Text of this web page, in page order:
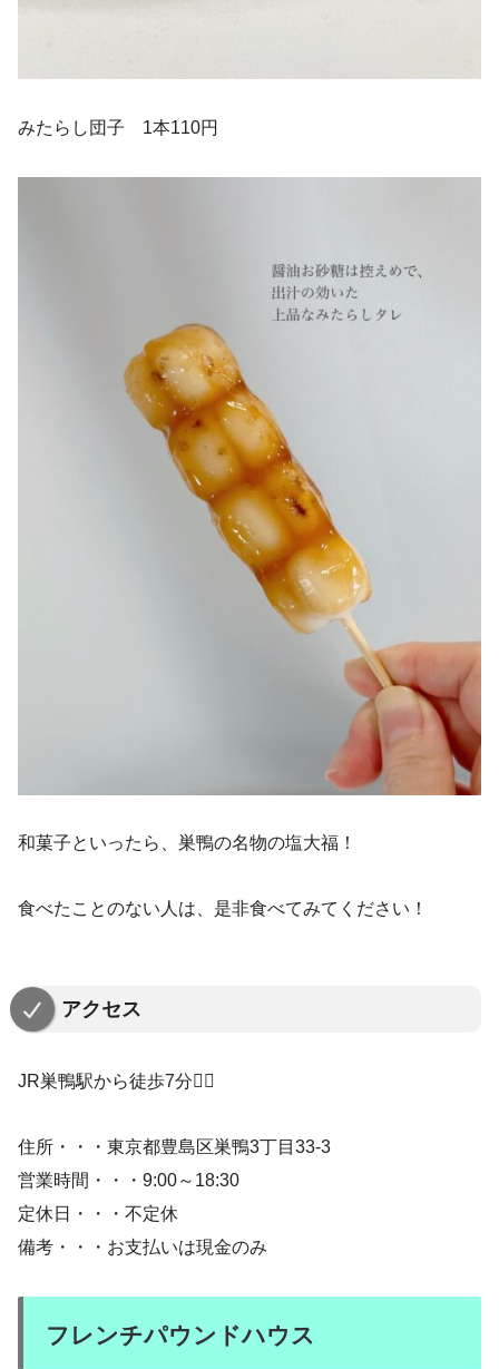
みたらし団子 1本110円
和菓子といったら、巣鴨の名物の塩大福！
食べたことのない人は、是非食べてみてください！
アクセス
JR巣鴨駅から徒歩7分🚶‍♀️
住所・・・東京都豊島区巣鴨3丁目33-3
営業時間・・・9:00～18:30
定休日・・・不定休
備考・・・お支払いは現金のみ
フレンチパウンドハウス